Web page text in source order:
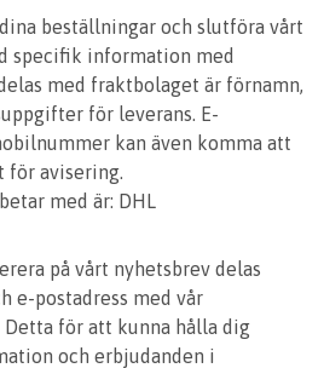
beställningar och slutföra vårt
specifik information med
med fraktbolaget är förnamn,
för leverans. E-
kan även komma att
för avisering.
med är: DHL
på vårt nyhetsbrev delas
e-postadress med vår
Detta för att kunna hålla dig
och erbjudanden i